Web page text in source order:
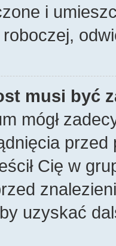
i
musi być
mógł
Cię w
uzyskać